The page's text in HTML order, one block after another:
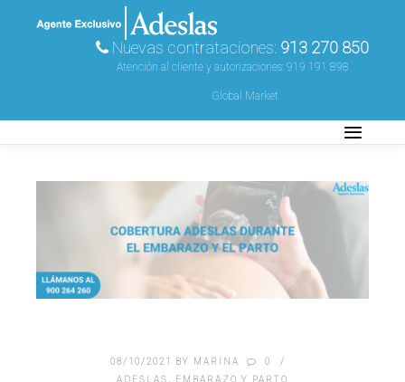
Nuevas contrataciones: 913 270 850
Atención al cliente y autorizaciones: 919 191 898
Global Market
08/10/2021 BY MARINA
0